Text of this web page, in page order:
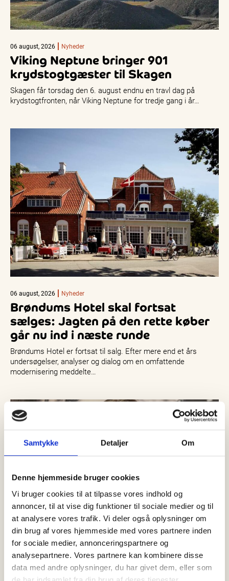
Samtykke Detaljer Om
Denne hjemmeside bruger cookies
Vi bruger cookies til at tilpasse vores indhold og
annoncer, til at vise dig funktioner til sociale medier og til
at analysere vores trafik. Vi deler også oplysninger om
din brug af vores hjemmeside med vores partnere inden
for sociale medier, annonceringspartnere og
analysepartnere. Vores partnere kan kombinere disse
data med andre oplysninger, du har givet dem, eller som
06 august, 2026 Nyheder
Viking Neptune bringer 901
krydstogtgæster til Skagen
Skagen får torsdag den 6. august endnu en travl dag på
krydstogtfronten, når Viking Neptune for tredje gang i år…
06 august, 2026 Nyheder
Brøndums Hotel skal fortsat
sælges: Jagten på den rette køber
går nu ind i næste runde
Brøndums Hotel er fortsat til salg. Efter mere end et års
undersøgelser, analyser og dialog om en omfattende
modernisering meddelte…
05 august, 2026 Nyheder